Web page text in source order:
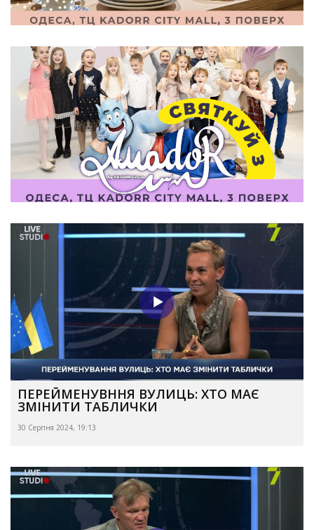
ПЕРЕЙМЕНУВННЯ ВУЛИЦЬ: ХТО МАЄ
ЗМІНИТИ ТАБЛИЧКИ
30 Серпня 2024, 19:13